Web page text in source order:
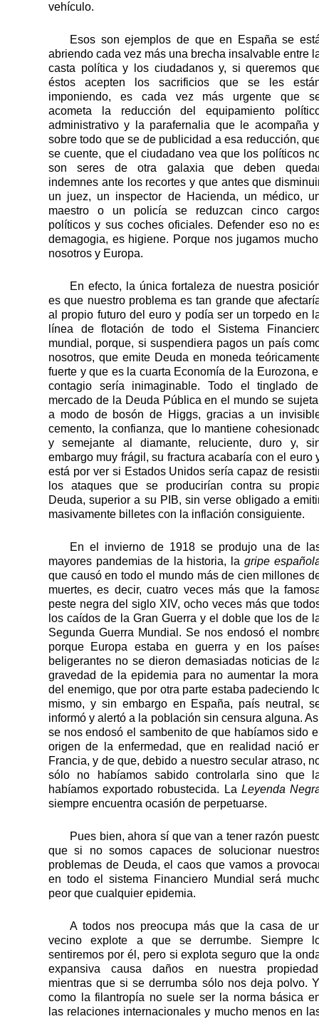
vehículo.
Esos son ejemplos de que en España se
abriendo cada vez más una brecha insalvable entre
casta política y los ciudadanos y, si queremos
éstos acepten los sacrificios que se les
imponiendo, es cada vez más urgente que
acometa la reducción del equipamiento
administrativo y la parafernalia que le acompaña
sobre todo que se de publicidad a esa reducción,
se cuente, que el ciudadano vea que los políticos
son seres de otra galaxia que deben
indemnes ante los recortes y que antes que
un juez, un inspector de Hacienda, un médico,
maestro o un policía se reduzcan cinco
políticos y sus coches oficiales. Defender eso no
demagogia, es higiene. Porque nos jugamos
nosotros y Europa.
En efecto, la única fortaleza de nuestra
es que nuestro problema es tan grande que
al propio futuro del euro y podía ser un torpedo en
línea de flotación de todo el Sistema
mundial, porque, si suspendiera pagos un país
nosotros, que emite Deuda en moneda
fuerte y que es la cuarta Economía de la Eurozona,
contagio sería inimaginable. Todo el tinglado
mercado de la Deuda Pública en el mundo se
a modo de bosón de Higgs, gracias a un
cemento, la confianza, que lo mantiene
y semejante al diamante, reluciente, duro y,
embargo muy frágil, su fractura acabaría con el euro
está por ver si Estados Unidos sería capaz de
los ataques que se producirían contra su
Deuda, superior a su PIB, sin verse obligado a
masivamente billetes con la inflación consiguiente.
En el invierno de 1918 se produjo una de
mayores pandemias de la historia, lagripe
que causó en todo el mundo más de cien millones
muertes, es decir, cuatro veces más que la
peste negra del siglo XIV, ocho veces más que
los caídos de la Gran Guerra y el doble que los de
Segunda Guerra Mundial. Se nos endosó el
porque Europa estaba en guerra y en los
beligerantes no se dieron demasiadas noticias de
gravedad de la epidemia para no aumentar la
del enemigo, que por otra parte estaba padeciendo
mismo, y sin embargo en España, país neutral,
informó y alertó a la población sin censura alguna.
se nos endosó el sambenito de que habíamos sido
origen de la enfermedad, que en realidad nació
Francia, y de que, debido a nuestro secular atraso,
sólo no habíamos sabido controlarla sino que
habíamos exportado robustecida. La Leyenda
siempre encuentra ocasión de perpetuarse.
Pues bien, ahora sí que van a tener razón
que si no somos capaces de solucionar
problemas de Deuda, el caos que vamos a
en todo el sistema Financiero Mundial será
peor que cualquier epidemia.
A todos nos preocupa más que la casa de
vecino explote aque se derrumbe. Siempre
sentiremos por él, pero si explota seguro que la
expansiva causa daños en nuestra
mientras que si se derrumba sólo nos deja polvo.
como la filantropía no suele ser la norma básica
las relaciones internacionales y mucho menos en